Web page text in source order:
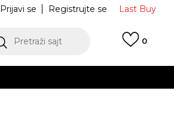
Last Buy
Prijavi se Registrujte se
Pretraži sajt 0